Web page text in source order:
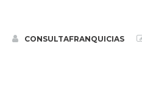
CONSULTAFRANQUICIAS